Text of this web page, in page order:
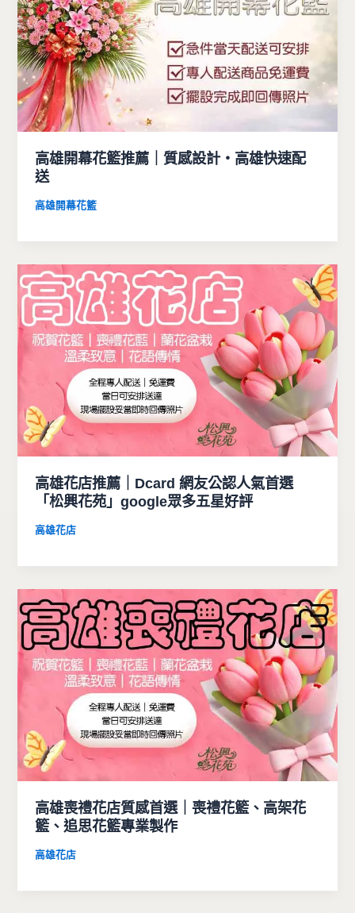
高雄開幕花籃推薦｜質感設計・高雄快速配
送
高雄開幕花籃
高雄花店推薦｜Dcard 網友公認人氣首選
「松興花苑」google眾多五星好評
高雄花店
高雄喪禮花店質感首選｜喪禮花籃、高架花
籃、追思花籃專業製作
高雄花店